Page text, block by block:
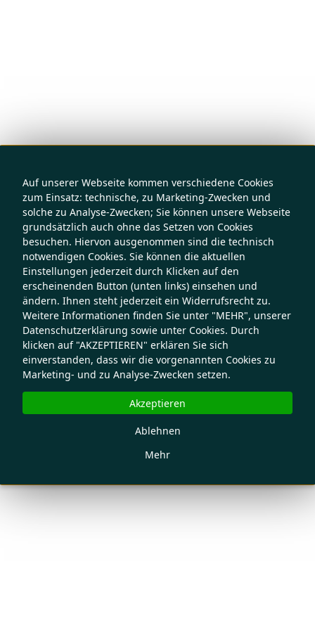
Auf unserer Webseite kommen verschiedene Cookies
zum Einsatz: technische, zu Marketing-Zwecken und
solche zu Analyse-Zwecken; Sie können unsere Webseite
grundsätzlich auch ohne das Setzen von Cookies
besuchen. Hiervon ausgenommen sind die technisch
notwendigen Cookies. Sie können die aktuellen
Einstellungen jederzeit durch Klicken auf den
erscheinenden Button (unten links) einsehen und
ändern. Ihnen steht jederzeit ein Widerrufsrecht zu.
Weitere Informationen finden Sie unter "MEHR", unserer
Datenschutzerklärung sowie unter Cookies. Durch
klicken auf "AKZEPTIEREN" erklären Sie sich
einverstanden, dass wir die vorgenannten Cookies zu
Marketing- und zu Analyse-Zwecken setzen.
Mehr
Ablehnen
Akzeptieren